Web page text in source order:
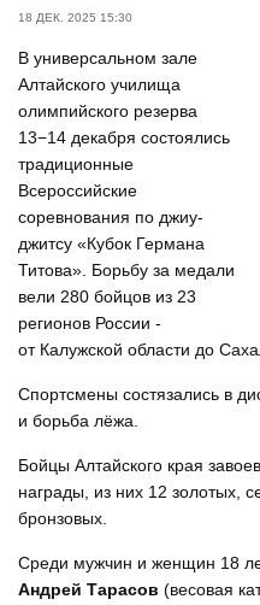
18 ДЕК. 2025 15:30
В универсальном зале
Алтайского училища
олимпийского резерва
13−14 декабря состоялись
традиционные
Всероссийские
соревнования по джиу-
джитсу «Кубок Германа
Титова». Борьбу за медали
вели 280 бойцов из 23
регионов России -
от Калужской области до
Спортсмены состязались в
и борьба лёжа.
Бойцы Алтайского края
награды, из них 12 золотых,
бронзовых.
Среди мужчин и женщин 18
Андрей Тарасов (весовая